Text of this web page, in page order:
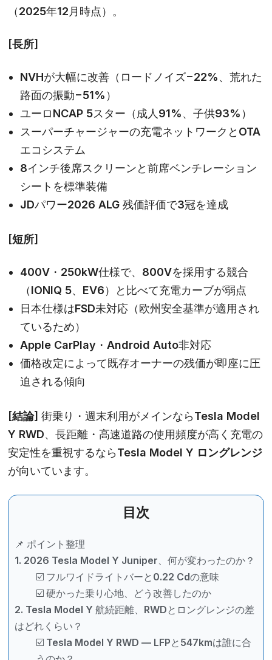
（2025年12月時点）。
[長所]
NVHが大幅に改善（ロードノイズ−22%、荒れた
路面の振動−51%）
ユーロNCAP 5スター（成人91%、子供93%）
スーパーチャージャーの充電ネットワークとOTA
エコシステム
8インチ後席スクリーンと前席ベンチレーション
シートを標準装備
JDパワー2026 ALG 残価評価で3冠を達成
[短所]
400V・250kW仕様で、800Vを採用する競合
（IONIQ 5、EV6）と比べて充電カーブが弱点
日本仕様はFSD未対応（欧州安全基準が適用され
ているため）
Apple CarPlay・Android Auto非対応
価格改定によって既存オーナーの残価が即座に圧
迫される傾向
[結論] 街乗り・週末利用がメインならTesla Model
Y RWD、長距離・高速道路の使用頻度が高く充電の
安定性を重視するならTesla Model Y ロングレンジ
が向いています。
目次
📌 ポイント整理
1. 2026 Tesla Model Y Juniper、何が変わったのか？
☑️ フルワイドライトバーと0.22 Cdの意味
☑️ 硬かった乗り心地、どう改善したのか
2. Tesla Model Y 航続距離、RWDとロングレンジの差
はどれくらい？
☑️ Tesla Model Y RWD — LFPと547kmは誰に合